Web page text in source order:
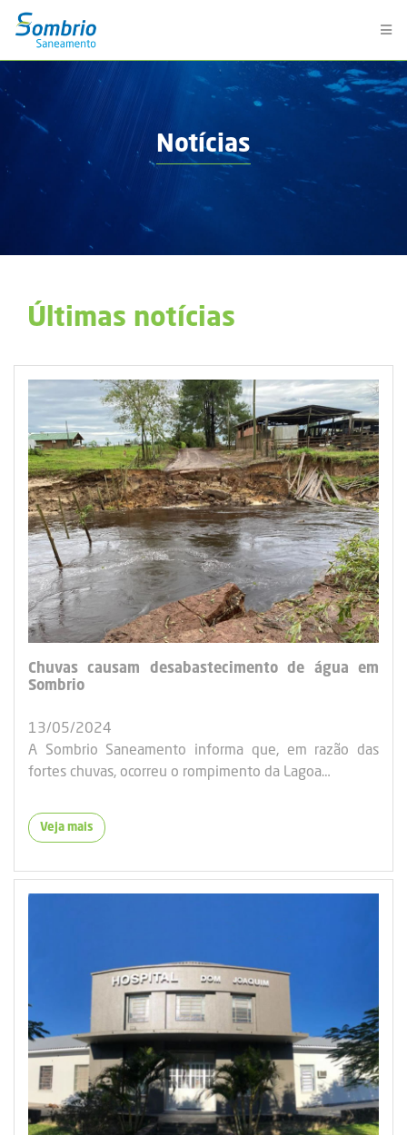
Notícias
Últimas notícias
Chuvas causam desabastecimento de água em
Sombrio
13/05/2024
A Sombrio Saneamento informa que, em razão das
fortes chuvas, ocorreu o rompimento da Lagoa…
Veja mais